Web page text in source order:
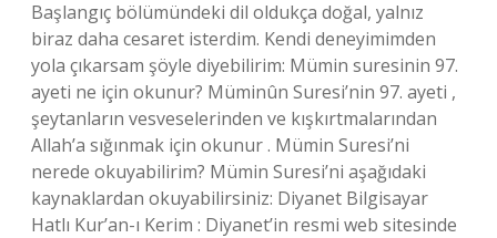
Başlangıç bölümündeki dil oldukça doğal, yalnız
biraz daha cesaret isterdim. Kendi deneyimimden
yola çıkarsam şöyle diyebilirim: Mümin suresinin 97.
ayeti ne için okunur? Müminûn Suresi’nin 97. ayeti ,
şeytanların vesveselerinden ve kışkırtmalarından
Allah’a sığınmak için okunur . Mümin Suresi’ni
nerede okuyabilirim? Mümin Suresi’ni aşağıdaki
kaynaklardan okuyabilirsiniz: Diyanet Bilgisayar
Hatlı Kur’an-ı Kerim : Diyanet’in resmi web sitesinde